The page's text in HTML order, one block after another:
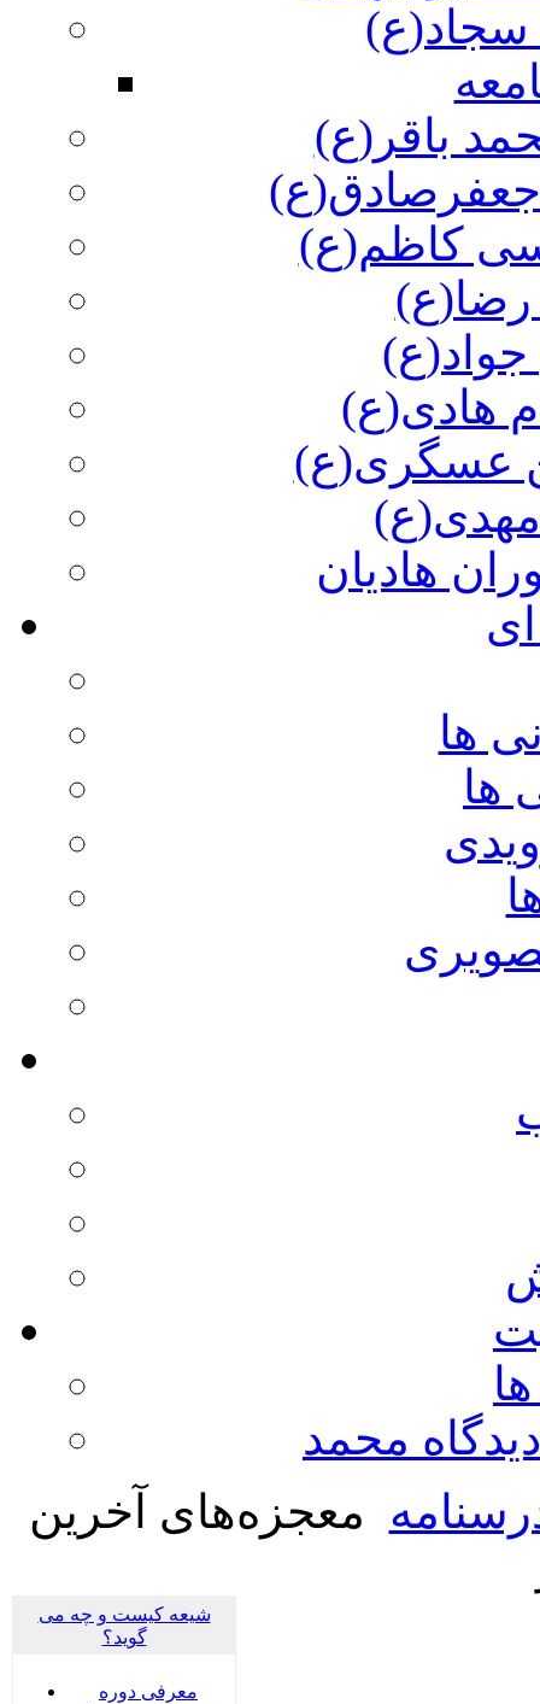
سجاد(ع)
باقر(ع)
جعفرصادق(ع)
کاظم(ع)
هادی(ع)
عسگری(ع)
هادیان
ها
ها
محمد
معجزه‌های آخرین
شیعه کیست و چه می
گوید؟
معرفی دوره